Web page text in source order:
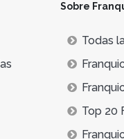
Sobre
Todas
Top 20